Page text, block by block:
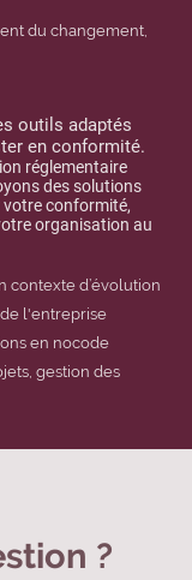
du changement,
outils adaptés
en conformité.
réglementaire
des solutions
conformité,
organisation au
contexte d’évolution
l'entreprise
en nocode
gestion des
?